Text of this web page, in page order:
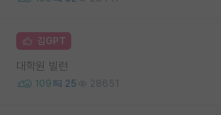
김GPT
대학원 빌런
109 25 28651